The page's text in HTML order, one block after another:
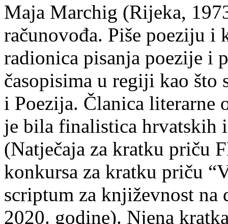
Maja Marchig (Rijeka,
računovođa. Piše poeziju i
radionica pisanja poezije i
časopisima u regiji kao što
i Poezija. Članica literarne
je bila finalistica hrvatskih
(Natječaja za kratku priču
konkursa za kratku priču
scriptum za književnost na
2020. godine). Njena